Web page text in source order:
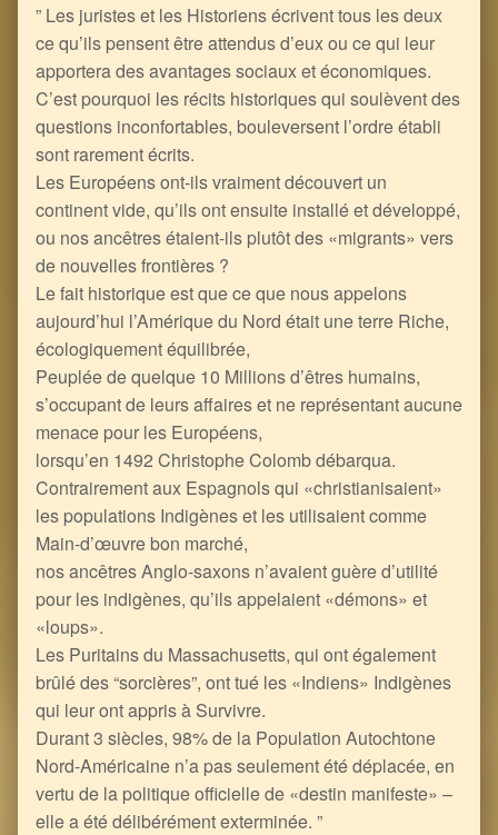
” Les juristes et les Historiens écrivent tous les deux
ce qu’ils pensent être attendus d’eux ou ce qui leur
apportera des avantages sociaux et économiques.
C’est pourquoi les récits historiques qui soulèvent des
questions inconfortables, bouleversent l’ordre établi
sont rarement écrits.
Les Européens ont-ils vraiment découvert un
continent vide, qu’ils ont ensuite installé et développé,
ou nos ancêtres étaient-ils plutôt des «migrants» vers
de nouvelles frontières ?
Le fait historique est que ce que nous appelons
aujourd’hui l’Amérique du Nord était une terre Riche,
écologiquement équilibrée,
Peuplée de quelque 10 Millions d’êtres humains,
s’occupant de leurs affaires et ne représentant aucune
menace pour les Européens,
lorsqu’en 1492 Christophe Colomb débarqua.
Contrairement aux Espagnols qui «christianisaient»
les populations Indigènes et les utilisaient comme
Main-d’œuvre bon marché,
nos ancêtres Anglo-saxons n’avaient guère d’utilité
pour les indigènes, qu’ils appelaient «démons» et
«loups».
Les Puritains du Massachusetts, qui ont également
brûlé des “sorcières”, ont tué les «Indiens» Indigènes
qui leur ont appris à Survivre.
Durant 3 siècles, 98% de la Population Autochtone
Nord-Américaine n’a pas seulement été déplacée, en
vertu de la politique officielle de «destin manifeste» –
elle a été délibérément exterminée. ”